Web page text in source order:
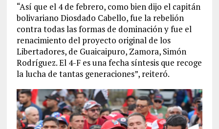
“Así que el 4 de febrero, como bien dijo el capitán
bolivariano Diosdado Cabello, fue la rebelión
contra todas las formas de dominación y fue el
renacimiento del proyecto original de los
Libertadores, de Guaicaipuro, Zamora, Simón
Rodríguez. El 4-F es una fecha síntesis que recoge
la lucha de tantas generaciones”, reiteró.